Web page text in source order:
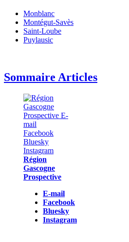
Monblanc
Montégut-Savès
Saint-Loube
Puylausic
Sommaire Articles
Région
Gascogne
Prospective
E-mail
Facebook
Bluesky
Instagram